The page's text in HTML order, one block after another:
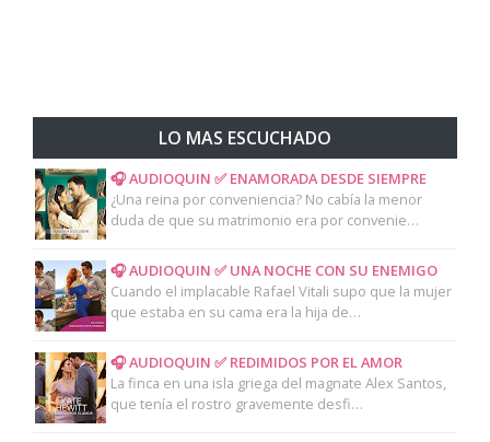
LO MAS ESCUCHADO
🎧 AUDIOQUIN ✅ ENAMORADA DESDE SIEMPRE
¿Una reina por conveniencia? No cabía la menor
duda de que su matrimonio era por convenie…
🎧 AUDIOQUIN ✅ UNA NOCHE CON SU ENEMIGO
Cuando el implacable Rafael Vitali supo que la mujer
que estaba en su cama era la hija de…
🎧 AUDIOQUIN ✅ REDIMIDOS POR EL AMOR
La finca en una isla griega del magnate Alex Santos,
que tenía el rostro gravemente desfi…